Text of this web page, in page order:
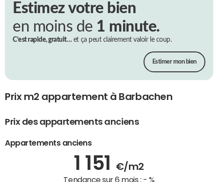
Estimez votre bien
en moins de 1 minute.
C’est rapide, gratuit…et ça peut clairement valoir le coup.
Estimer mon bien
Prix m2 appartement à Barbachen
Prix des appartements anciens
Appartements anciens
1 151 €/m2
Tendance sur 6 mois : - %